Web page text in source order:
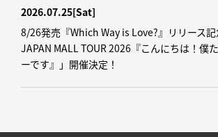
2026.07.25[Sat]
8/26発売『Which Way is Love?』リリース記
JAPAN MALL TOUR 2026『こんにちは！僕
ーです』」開催決定！